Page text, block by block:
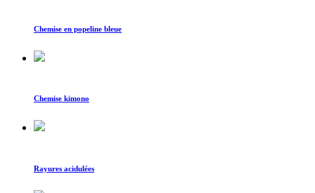
Chemise en popeline bleue
Chemise kimono
Rayures acidulées